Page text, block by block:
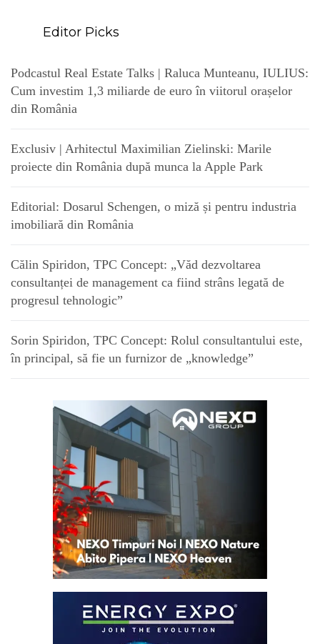
Editor Picks
Podcastul Real Estate Talks | Raluca Munteanu, IULIUS:
Cum investim 1,3 miliarde de euro în viitorul orașelor
din România
Exclusiv | Arhitectul Maximilian Zielinski: Marile
proiecte din România după munca la Apple Park
Editorial: Dosarul Schengen, o miză și pentru industria
imobiliară din România
Călin Spiridon, TPC Concept: „Văd dezvoltarea
consultanței de management ca fiind strâns legată de
progresul tehnologic”
Sorin Spiridon, TPC Concept: Rolul consultantului este,
în principal, să fie un furnizor de „knowledge”